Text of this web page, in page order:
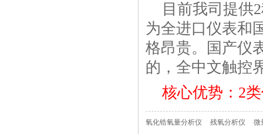
目前我司提供
为全进口仪表和
格昂贵。国产仪
的，全中文触控
核心优势：2
氧化锆氧量分析仪 残氧分析仪 微